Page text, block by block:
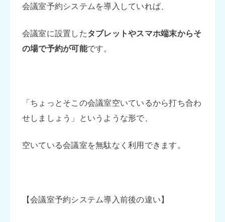
会議室予約システムを導入していれば、
会議室に設置したタブレットやスマホ端末からそ
の場で予約が可能です。
「ちょっとそこの会議室空いているから打ち合わ
せしましょう」というような形で、
空いている会議室を無駄なく利用できます。
【会議室予約システム導入前後の違い】